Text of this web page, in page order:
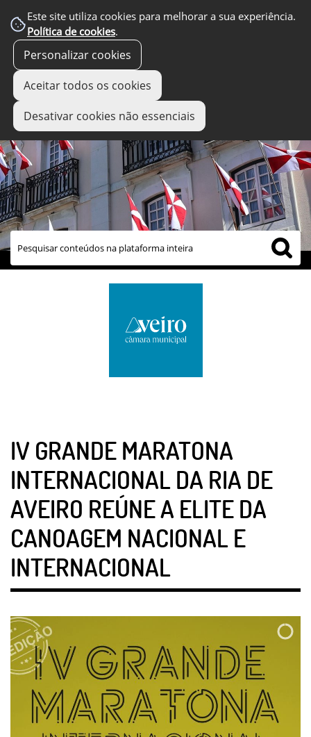
Este site utiliza cookies para melhorar a sua experiência.
Política de cookies.
Personalizar cookies
Aceitar todos os cookies
Desativar cookies não essenciais
links úteis
IV GRANDE MARATONA
INTERNACIONAL DA RIA DE
AVEIRO REÚNE A ELITE DA
CANOAGEM NACIONAL E
INTERNACIONAL